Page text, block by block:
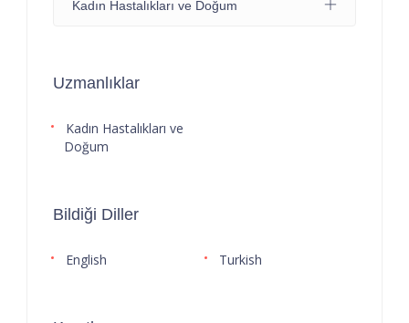
Kadın Hastalıkları ve Doğum
Uzmanlıklar
Kadın Hastalıkları ve
Doğum
Bildiği Diller
English Turkish